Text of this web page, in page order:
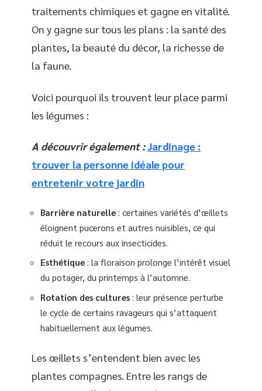
traitements chimiques et gagne en vitalité.
On y gagne sur tous les plans : la santé des
plantes, la beauté du décor, la richesse de
la faune.
Voici pourquoi ils trouvent leur place parmi
les légumes :
A découvrir également :Jardinage :
trouver la personne idéale pour
entretenir votre jardin
Barrière naturelle : certaines variétés d’œillets
éloignent pucerons et autres nuisibles, ce qui
réduit le recours aux insecticides.
Esthétique : la floraison prolonge l’intérêt visuel
du potager, du printemps à l’automne.
Rotation des cultures : leur présence perturbe
le cycle de certains ravageurs qui s’attaquent
habituellement aux légumes.
Les œillets s’entendent bien avec les
plantes compagnes. Entre les rangs de